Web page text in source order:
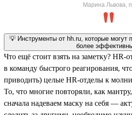
Марина Львова,
💡 Инструменты от hh.ru, которые могут
более
Что ещё стоит взять на заметку? HR-
в команду быстрого реагирования,
приводить) целые HR-отделы к
То, что многие повторяли, как
сначала надеваем маску на себя —